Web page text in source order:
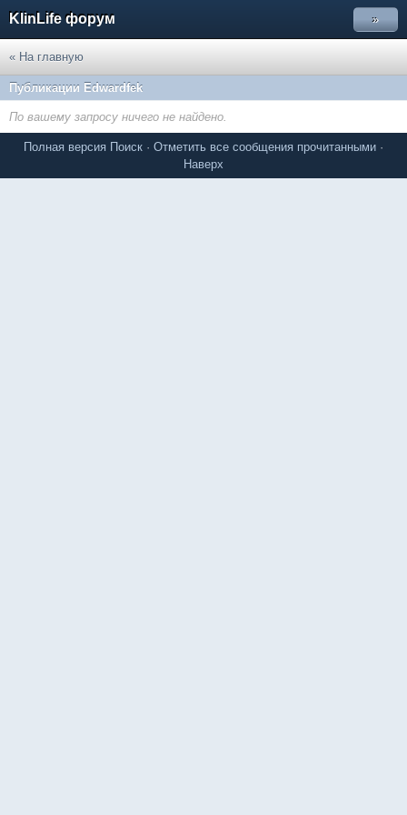
KlinLife форум »
« На главную
Публикации Edwardfek
По вашему запросу ничего не найдено.
Полная версия Поиск · Отметить все сообщения прочитанными ·
Наверх